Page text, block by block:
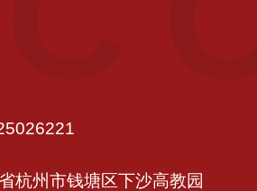
杭州市钱塘区下沙高教园